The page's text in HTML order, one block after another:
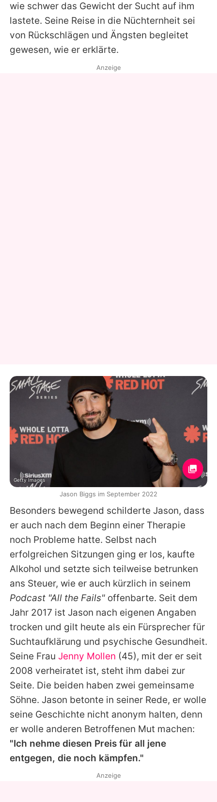
wie schwer das Gewicht der Sucht auf ihm
lastete. Seine Reise in die Nüchternheit sei
von Rückschlägen und Ängsten begleitet
gewesen, wie er erklärte.
Besonders bewegend schilderte Jason, dass
er auch nach dem Beginn einer Therapie
noch Probleme hatte. Selbst nach
erfolgreichen Sitzungen ging er los, kaufte
Alkohol und setzte sich teilweise betrunken
ans Steuer, wie er auch kürzlich in seinem
Podcast "All the Fails" offenbarte. Seit dem
Jahr 2017 ist Jason nach eigenen Angaben
trocken und gilt heute als ein Fürsprecher für
Suchtaufklärung und psychische Gesundheit.
Seine Frau Jenny Mollen (45), mit der er seit
2008 verheiratet ist, steht ihm dabei zur
Seite. Die beiden haben zwei gemeinsame
Söhne. Jason betonte in seiner Rede, er wolle
seine Geschichte nicht anonym halten, denn
er wolle anderen Betroffenen Mut machen:
"Ich nehme diesen Preis für all jene
entgegen, die noch kämpfen."
Anzeige
Getty Images
Jason Biggs im September 2022
Anzeige